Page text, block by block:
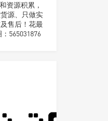
资源积累，
源、只做实
售后！花最
565031876